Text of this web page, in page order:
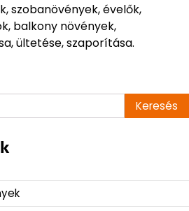
szobanövények, évelők,
balkony növények,
ültetése, szaporítása.